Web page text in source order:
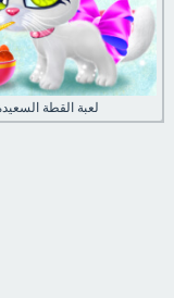
لعبة القطة